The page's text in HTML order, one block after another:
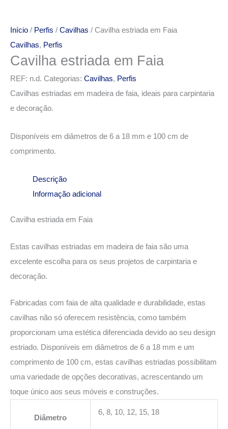
Início / Perfis / Cavilhas / Cavilha estriada em Faia
Cavilhas, Perfis
Cavilha estriada em Faia
REF: n.d. Categorias: Cavilhas, Perfis
Cavilhas estriadas em madeira de faia, ideais para carpintaria
e decoração.
Disponíveis em diâmetros de 6 a 18 mm e 100 cm de
comprimento.
Descrição
Informação adicional
Cavilha estriada em Faia
Estas cavilhas estriadas em madeira de faia são uma
excelente escolha para os seus projetos de carpintaria e
decoração.
Fabricadas com faia de alta qualidade e durabilidade, estas
cavilhas não só oferecem resistência, como também
proporcionam uma estética diferenciada devido ao seu design
estriado. Disponíveis em diâmetros de 6 a 18 mm e um
comprimento de 100 cm, estas cavilhas estriadas possibilitam
uma variedade de opções decorativas, acrescentando um
toque único aos seus móveis e construções.
Diâmetro
6, 8, 10, 12, 15, 18